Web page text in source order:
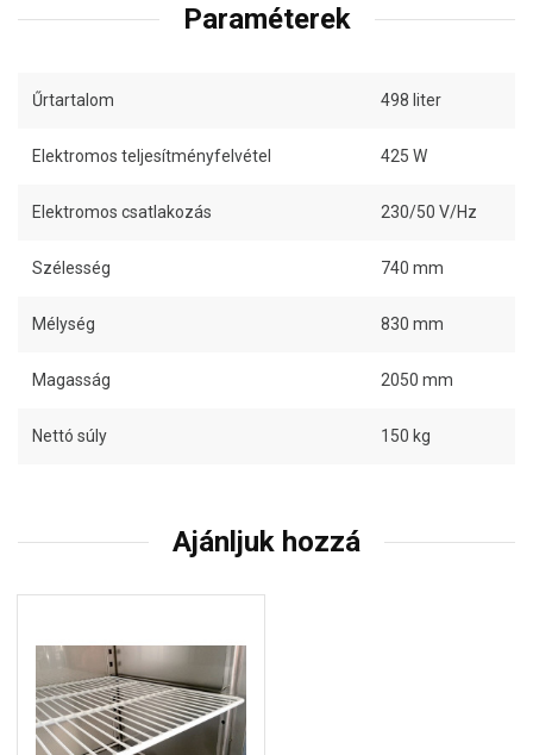
Paraméterek
Űrtartalom 498 liter
Elektromos teljesítményfelvétel 425 W
Elektromos csatlakozás 230/50 V/Hz
Szélesség 740 mm
Mélység 830 mm
Magasság 2050 mm
Nettó súly 150 kg
Ajánljuk hozzá